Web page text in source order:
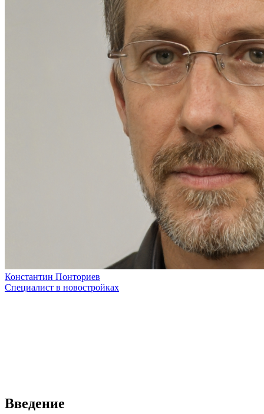
Константин Понториев
Специалист в новостройках
Введение